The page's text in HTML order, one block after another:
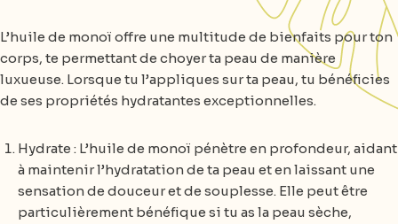
L’huile de monoï offre une multitude de bienfaits pour ton
corps, te permettant de choyer ta peau de manière
luxueuse. Lorsque tu l’appliques sur ta peau, tu bénéficies
de ses propriétés hydratantes exceptionnelles.
Hydrate : L’huile de monoï pénètre en profondeur, aidant
à maintenir l’hydratation de ta peau et en laissant une
sensation de douceur et de souplesse. Elle peut être
particulièrement bénéfique si tu as la peau sèche,